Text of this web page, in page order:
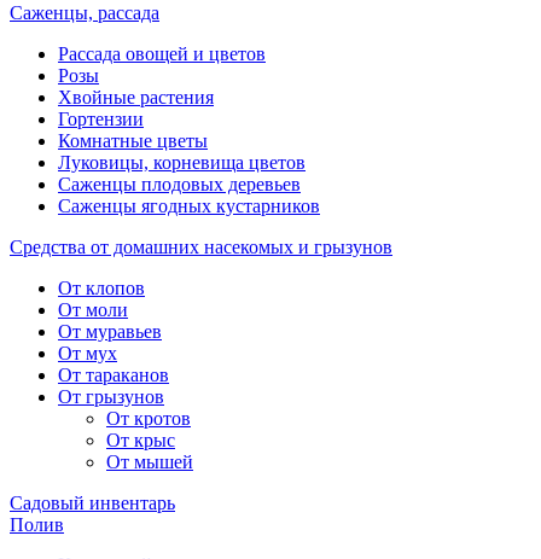
Саженцы, рассада
Рассада овощей и цветов
Розы
Хвойные растения
Гортензии
Комнатные цветы
Луковицы, корневища цветов
Саженцы плодовых деревьев
Саженцы ягодных кустарников
Средства от домашних насекомых и грызунов
От клопов
От моли
От муравьев
От мух
От тараканов
От грызунов
От кротов
От крыс
От мышей
Садовый инвентарь
Полив